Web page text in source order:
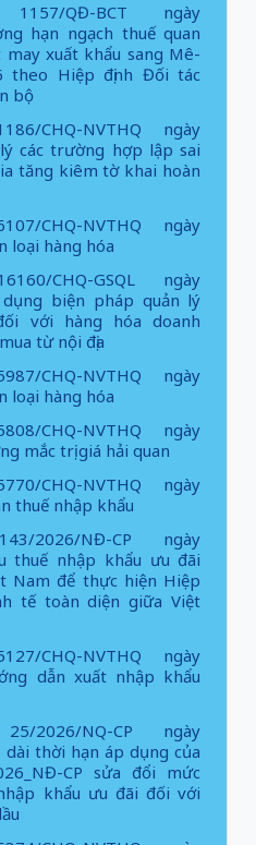
QĐ-BCT ngày
hạn ngạch thuế quan
xuất khẩu sang Mê-
theo Hiệp định Đối tác
bộ
CHQ-NVTHQ ngày
các trường hợp lập sai
tăng kiêm tờ khai hoàn
CHQ-NVTHQ ngày
loại hàng hóa
CHQ-GSQL ngày
biện pháp quản lý
với hàng hóa doanh
từ nội địa
CHQ-NVTHQ ngày
loại hàng hóa
CHQ-NVTHQ ngày
mắc trị giá hải quan
CHQ-NVTHQ ngày
thuế nhập khẩu
2026/NĐ-CP ngày
thuế nhập khẩu ưu đãi
Nam để thực hiện Hiệp
tế toàn diện giữa Việt
CHQ-NVTHQ ngày
dẫn xuất nhập khẩu
2026/NQ-CP ngày
thời hạn áp dụng của
CP sửa đổi mức
khẩu ưu đãi đối với